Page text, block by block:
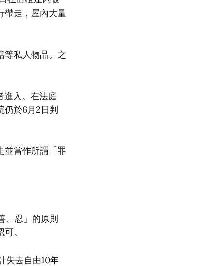
帶走，屋內大量
等私人物品。之
進入。在法庭
仍於6月2日判
並當作所謂「罪
、忍」的原則
。
失去自由10年